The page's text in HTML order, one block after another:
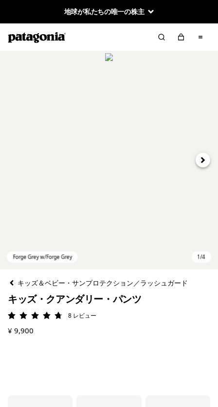
地球が私たちの唯一の株主
次へ
キッズ＆ベビー・サンプロテクション／ラッシュガード
キッズ・クアンダリー・パンツ
評価: 4.8 / 5
8 レビュー
¥ 9,900